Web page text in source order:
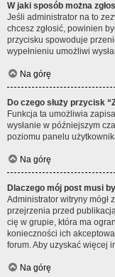
W jaki sposób można
Jeśli administrator na to
chcesz zgłosić, powinien
przycisku spowoduje
wypełnieniu umożliwi
Na górę
Do czego służy przycisk
Funkcja ta umożliwia
wysłanie w późniejszym
poziomu panelu
Na górę
Dlaczego mój post musi
Administrator witryny mógł
przejrzenia przed
cię w grupie, która ma
konieczności ich
forum. Aby uzyskać więcej
Na górę